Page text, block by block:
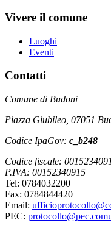
Vivere il comune
Luoghi
Eventi
Contatti
Comune di Budoni
Piazza Giubileo, 07051
Codice IpaGov: c_b248
Codice fiscale:
P.IVA: 00152340915
Tel: 0784032200
Fax: 0784844420
Email:
PEC: